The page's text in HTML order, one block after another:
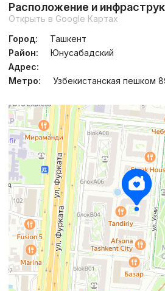
Расположение и
Открыть в Google Картах
Город:
Ташкент
Район:
Юнусабадский
Адрес:
Метро:
Узбекистанская пешком